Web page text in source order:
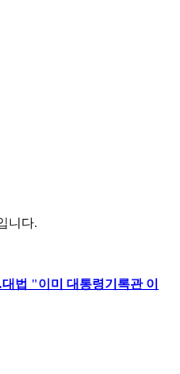
니다.
법 "이미 대통령기록관 이